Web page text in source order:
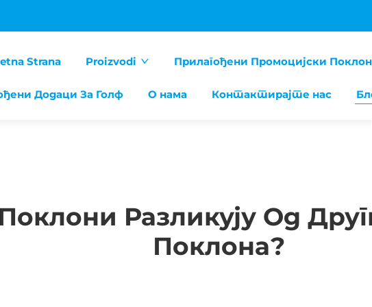
Strana Proizvodi Прилагођени Промоцијски
Додаци За Голф О нама Контактирајте нас
Разликују Од
Поклона?